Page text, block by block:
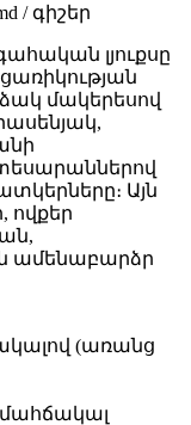
/ գիշեր
լյուքսը
մակերեսով
Այն
ովքեր
ամենաբարձր